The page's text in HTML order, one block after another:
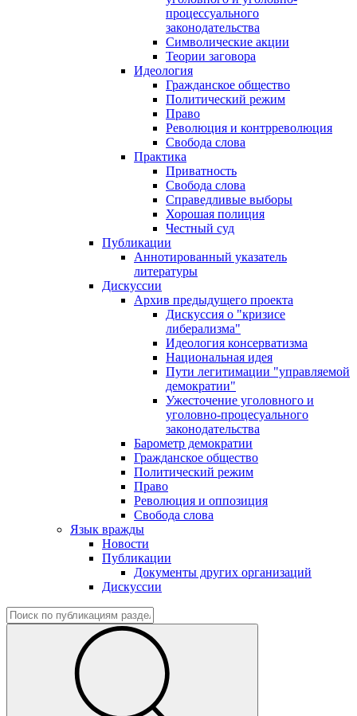
процессуального
законодательства
Символические акции
Теории заговора
Идеология
Гражданское общество
Политический режим
Право
Революция и контрреволюция
Свобода слова
Практика
Приватность
Свобода слова
Справедливые выборы
Хорошая полиция
Честный суд
Публикации
Аннотированный указатель
литературы
Дискуссии
Архив предыдущего проекта
Дискуссия о "кризисе
либерализма"
Идеология консерватизма
Национальная идея
Пути легитимации "управляемой
демократии"
Ужесточение уголовного и
уголовно-процесуального
законодательства
Барометр демократии
Гражданское общество
Политический режим
Право
Революция и оппозиция
Свобода слова
Язык вражды
Новости
Публикации
Документы других организаций
Дискуссии